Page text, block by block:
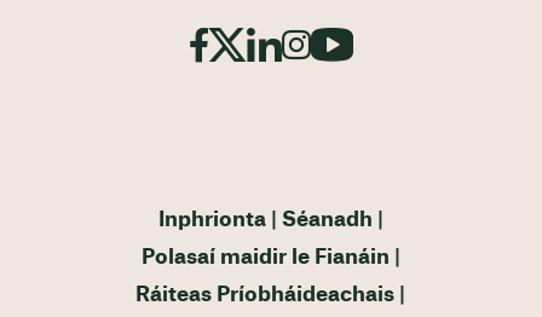
Inphrionta
Séanadh
Polasaí maidir le Fianáin
Ráiteas Príobháideachais